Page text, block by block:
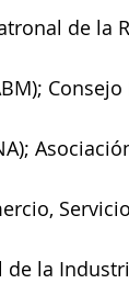
de la
de la